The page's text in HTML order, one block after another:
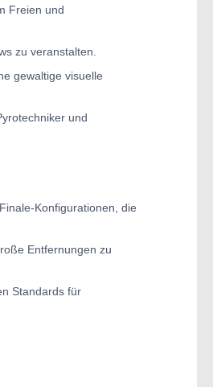
Freien und
zu veranstalten.
gewaltige visuelle
und
Konfigurationen, die
Entfernungen zu
Standards für